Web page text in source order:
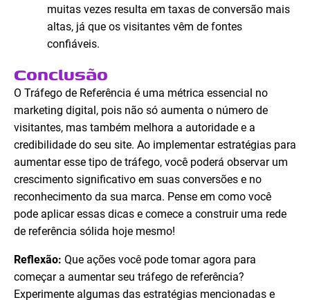
muitas vezes resulta em taxas de conversão mais
altas, já que os visitantes vêm de fontes
confiáveis.
Conclusão
O Tráfego de Referência é uma métrica essencial no
marketing digital, pois não só aumenta o número de
visitantes, mas também melhora a autoridade e a
credibilidade do seu site. Ao implementar estratégias para
aumentar esse tipo de tráfego, você poderá observar um
crescimento significativo em suas conversões e no
reconhecimento da sua marca. Pense em como você
pode aplicar essas dicas e comece a construir uma rede
de referência sólida hoje mesmo!
Reflexão: Que ações você pode tomar agora para
começar a aumentar seu tráfego de referência?
Experimente algumas das estratégias mencionadas e